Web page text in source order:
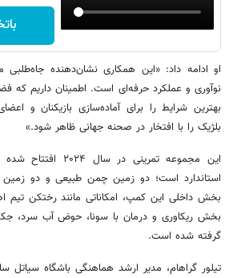
او ادامه داد: «این همکاری نشان‌دهنده
نوآوری و عملکرد حرفه‌ای است. اطمینان داریم که
بهترین شرایط را برای آماده‌سازی بازیکنان و
بلژیک را با افتخار در صحنه جهانی ظاهر شود.»
این مجموعه تمرینی
استاندارد است؛ دو زمین چمن طبیعی و دو
بخش داخلی این کمپ، امکاناتی مانند رختکن تیم
بخش ریکاوری و درمان با سونا، حوض آب سرد،
گرفته شده است.
تیلور گراهام، مدیر ارشد هماهنگی باشگاه سیاتل